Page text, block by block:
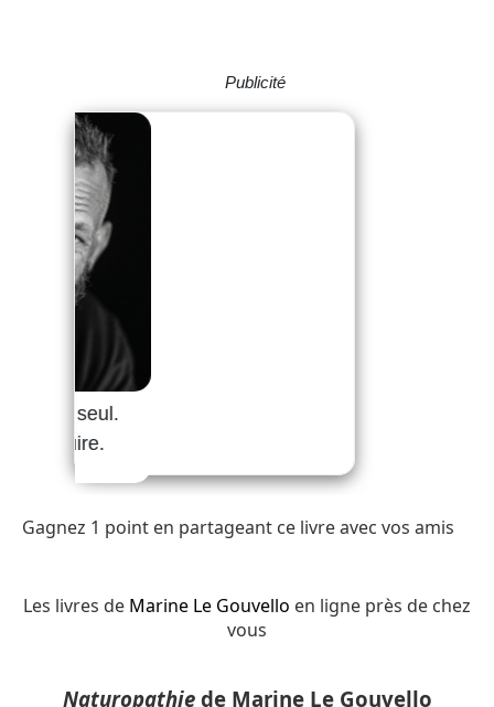
Gagnez 1 point en partageant ce livre avec vos amis
Les livres de Marine Le Gouvello en ligne près de chez
vous
Naturopathiede Marine Le Gouvello